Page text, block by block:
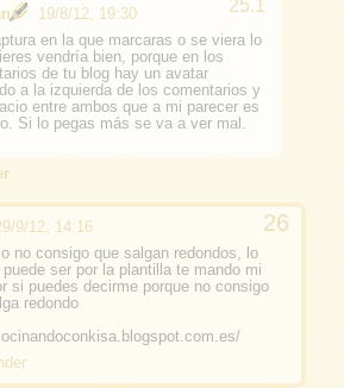
19/8/12, 19:30
en la que marcaras o se viera lo
vendría bien, porque en los
de tu blog hay un avatar
a la izquierda de los comentarios y
entre ambos que a mi parecer es
Si lo pegas más se va a ver mal.
9/12, 14:16
no consigo que salgan redondos, lo
ser por la plantilla te mando mi
si puedes decirme porque no consigo
redondo